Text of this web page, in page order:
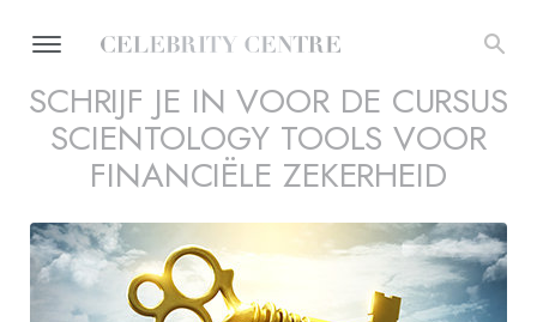
SCHRIJF JE IN VOOR DE CURSUS
SCIENTOLOGY TOOLS VOOR
FINANCIËLE ZEKERHEID